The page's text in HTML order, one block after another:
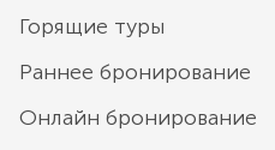
Горящие туры
Раннее бронирование
Онлайн бронирование